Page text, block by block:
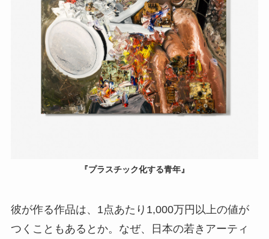
『プラスチック化する青年』
彼が作る作品は、1点あたり1,000万円以上の値が
つくこともあるとか。なぜ、日本の若きアーティ